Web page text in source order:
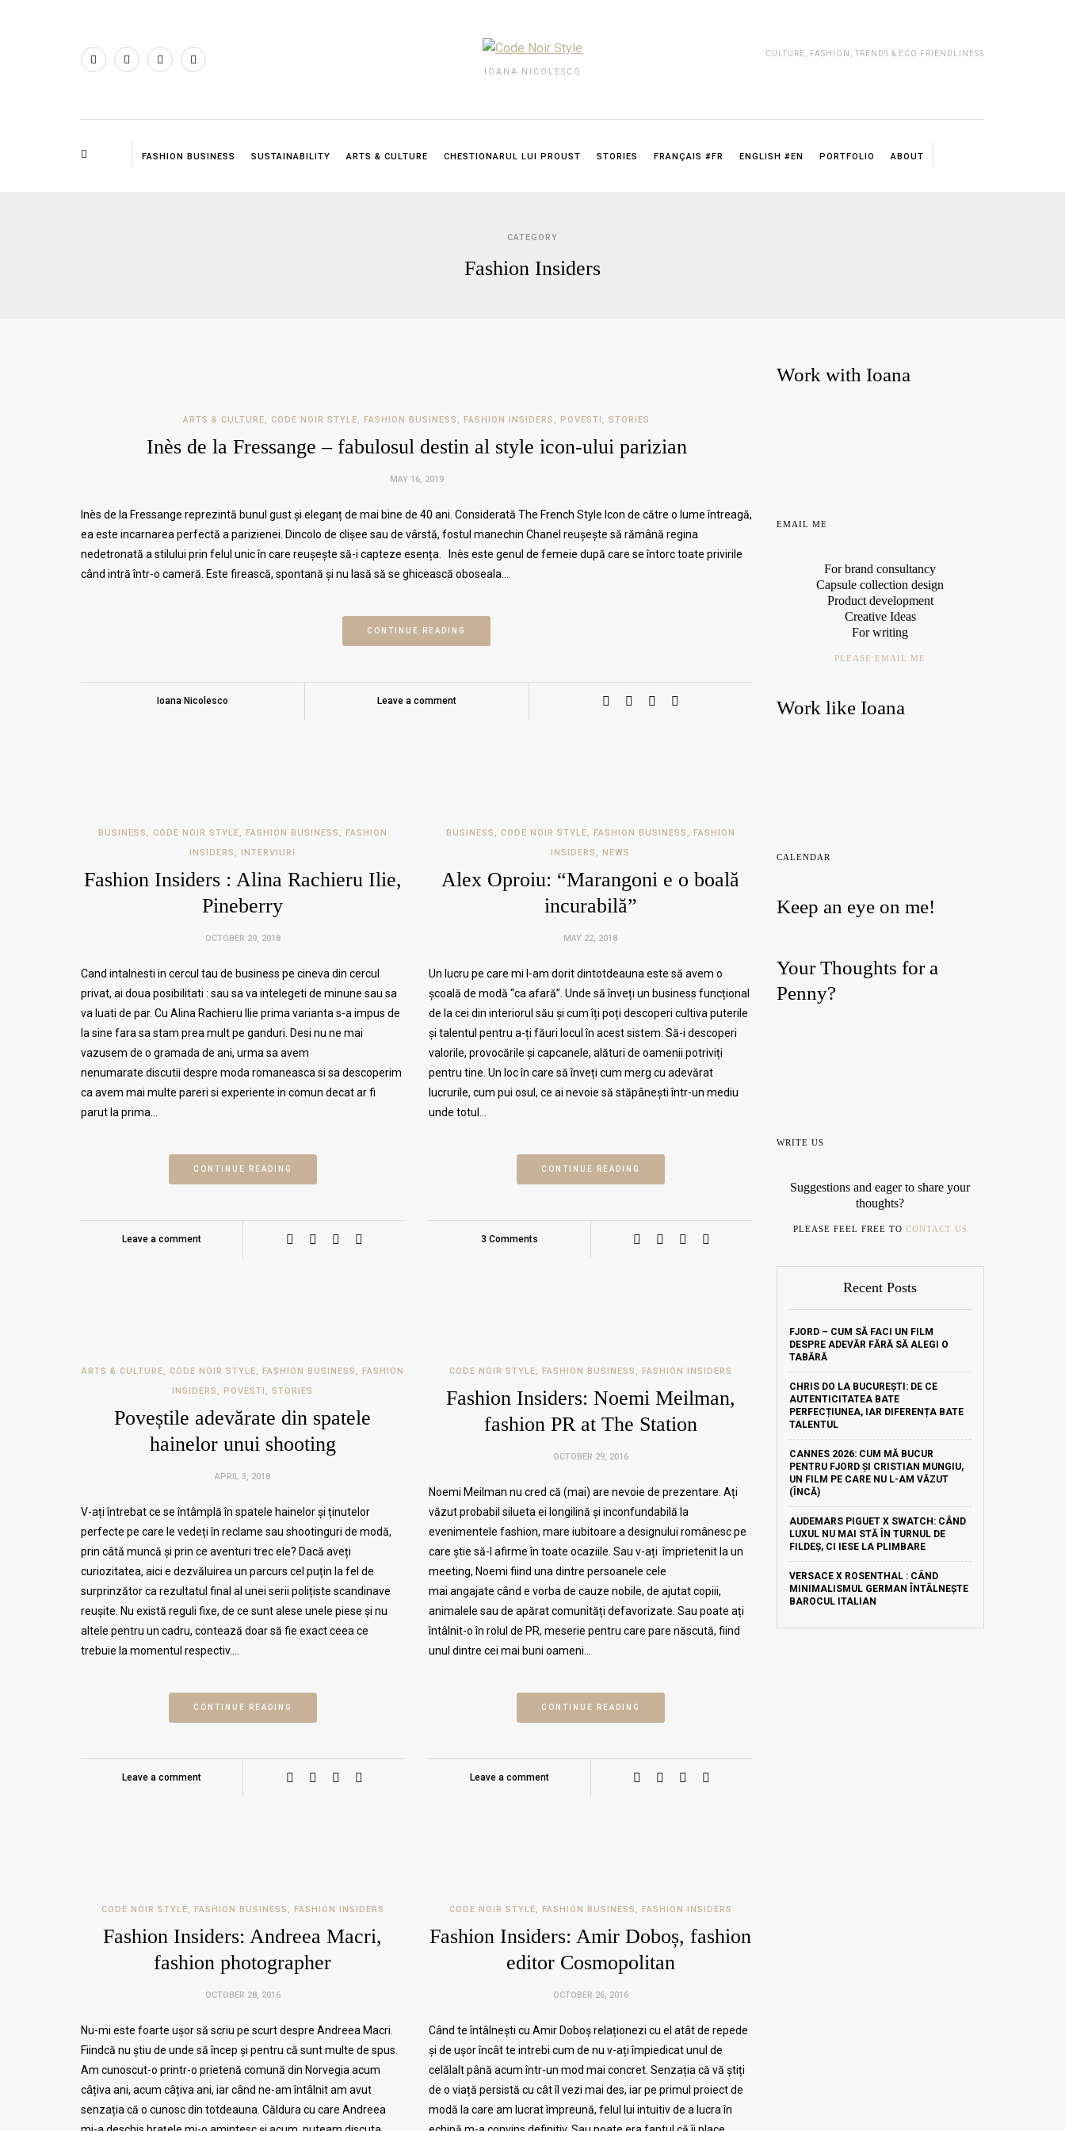
IOANA NICOLESCO
CULTURE, FASHION, TRENDS & ECO FRIENDLINESS
FASHION BUSINESS SUSTAINABILITY ARTS & CULTURE CHESTIONARUL LUI PROUST STORIES FRANÇAIS #FR ENGLISH #EN PORTFOLIO ABOUT
CATEGORY
Fashion Insiders
ARTS & CULTURE, CODE NOIR STYLE, FASHION BUSINESS , FASHION INSIDERS , POVESTI ,STORIES
Inès de la Fressange – fabulosul destin al style icon-ului parizian
MAY 16, 2019
Inès de la Fressange reprezintă bunul gust și eleganț de mai bine de 40 ani. Considerată The French Style Icon de către o lume întreagă,
ea este incarnarea perfectă a parizienei. Dincolo de clișee sau de vârstă, fostul manechin Chanel reușește să rămână regina
nedetronată a stilului prin felul unic în care reușește să-i capteze esența. Inès este genul de femeie după care se întorc toate privirile
când intră într-o cameră. Este firească, spontană și nu lasă să se ghicească oboseala…
CONTINUE READING
Ioana Nicolesco Leave a comment
BUSINESS , CODE NOIR STYLE, FASHION BUSINESS , FASHION
INSIDERS , INTERVIURI
Fashion Insiders : Alina Rachieru Ilie,
Pineberry
OCTOBER 29, 2018
Cand intalnesti in cercul tau de business pe cineva din cercul
privat, ai doua posibilitati : sau sa va intelegeti de minune sau sa
va luati de par. Cu Alina Rachieru Ilie prima varianta s-a impus de
la sine fara sa stam prea mult pe ganduri. Desi nu ne mai
vazusem de o gramada de ani, urma sa avem
nenumarate discutii despre moda romaneasca si sa descoperim
ca avem mai multe pareri si experiente in comun decat ar fi
parut la prima…
CONTINUE READING
Leave a comment
BUSINESS , CODE NOIR STYLE, FASHION BUSINESS , FASHION
INSIDERS , NEWS
Alex Oproiu: “Marangoni e o boală
incurabilă”
MAY 22, 2018
Un lucru pe care mi l-am dorit dintotdeauna este să avem o
școală de modă “ca afară”. Unde să înveți un business funcțional
de la cei din interiorul său și cum îți poți descoperi cultiva puterile
și talentul pentru a-ți făuri locul în acest sistem. Să-i descoperi
valorile, provocările și capcanele, alături de oamenii potriviți
pentru tine. Un loc în care să înveți cum merg cu adevărat
lucrurile, cum pui osul, ce ai nevoie să stăpânești într-un mediu
unde totul…
CONTINUE READING
3 Comments
ARTS & CULTURE, CODE NOIR STYLE, FASHION BUSINESS , FASHION
INSIDERS , POVESTI ,STORIES
Poveștile adevărate din spatele
hainelor unui shooting
APRIL 3, 2018
V-ați întrebat ce se întâmplă în spatele hainelor și ținutelor
perfecte pe care le vedeți în reclame sau shootinguri de modă,
prin câtă muncă și prin ce aventuri trec ele? Dacă aveți
curiozitatea, aici e dezvăluirea un parcurs cel puțin la fel de
surprinzător ca rezultatul final al unei serii polițiste scandinave
reușite. Nu există reguli fixe, de ce sunt alese unele piese și nu
altele pentru un cadru, contează doar să fie exact ceea ce
trebuie la momentul respectiv….
CONTINUE READING
Leave a comment
CODE NOIR STYLE, FASHION BUSINESS , FASHION INSIDERS
Fashion Insiders: Noemi Meilman,
fashion PR at The Station
OCTOBER 29, 2016
Noemi Meilman nu cred că (mai) are nevoie de prezentare. Ați
văzut probabil silueta ei longilină și inconfundabilă la
evenimentele fashion, mare iubitoare a designului românesc pe
care știe să-l afirme în toate ocaziile. Sau v-ați împrietenit la un
meeting, Noemi fiind una dintre persoanele cele
mai angajate când e vorba de cauze nobile, de ajutat copiii,
animalele sau de apărat comunități defavorizate. Sau poate ați
întâlnit-o în rolul de PR, meserie pentru care pare născută, fiind
unul dintre cei mai buni oameni…
CONTINUE READING
Leave a comment
CODE NOIR STYLE, FASHION BUSINESS , FASHION INSIDERS
Fashion Insiders: Andreea Macri,
fashion photographer
OCTOBER 28, 2016
Nu-mi este foarte ușor să scriu pe scurt despre Andreea Macri.
Fiindcă nu știu de unde să încep și pentru că sunt multe de spus.
Am cunoscut-o printr-o prietenă comună din Norvegia acum
câțiva ani, acum câțiva ani, iar când ne-am întâlnit am avut
senzația că o cunosc din totdeauna. Căldura cu care Andreea
CODE NOIR STYLE, FASHION BUSINESS , FASHION INSIDERS
Fashion Insiders: Amir Doboș, fashion
editor Cosmopolitan
OCTOBER 26, 2016
Când te întâlnești cu Amir Doboș relaționezi cu el atât de repede
și de ușor încât te intrebi cum de nu v-ați împiedicat unul de
celălalt până acum într-un mod mai concret. Senzația că vă știți
de o viață persistă cu cât îl vezi mai des, iar pe primul proiect de
modă la care am lucrat împreună, felul lui intuitiv de a lucra în
Work with Ioana
EMAIL ME
For brand consultancy
Capsule collection design
Product development
Creative Ideas
For writing
PLEASE EMAIL ME
Work like Ioana
CALENDAR
Keep an eye on me!
Your Thoughts for a
Penny?
WRITE US
Suggestions and eager to share your
thoughts?
PLEASE FEEL FREE TO CONTACT US
Recent Posts
FJORD – CUM SĂ FACI UN FILM
DESPRE ADEVĂR FĂRĂ SĂ ALEGI O
TABĂRĂ
CHRIS DO LA BUCUREȘTI: DE CE
AUTENTICITATEA BATE
PERFECȚIUNEA, IAR DIFERENȚA BATE
TALENTUL
CANNES 2026: CUM MĂ BUCUR
PENTRU FJORD ȘI CRISTIAN MUNGIU,
UN FILM PE CARE NU L-AM VĂZUT
(ÎNCĂ)
AUDEMARS PIGUET X SWATCH: CÂND
LUXUL NU MAI STĂ ÎN TURNUL DE
FILDEȘ, CI IESE LA PLIMBARE
VERSACE X ROSENTHAL : CÂND
MINIMALISMUL GERMAN ÎNTÂLNEȘTE
BAROCUL ITALIAN